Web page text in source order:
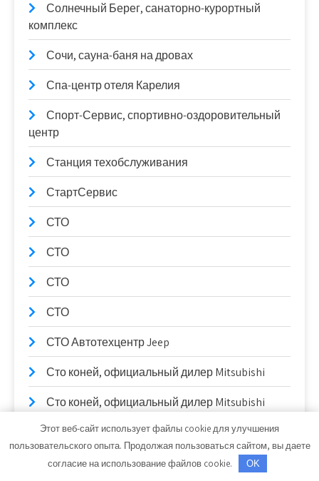
Солнечный Берег, санаторно-курортный
комплекс
Сочи, сауна-баня на дровах
Спа-центр отеля Карелия
Спорт-Сервис, спортивно-оздоровительный
центр
Станция техобслуживания
СтартСервис
СТО
СТО
СТО
СТО
СТО Автотехцентр Jeep
Сто коней, официальный дилер Mitsubishi
Сто коней, официальный дилер Mitsubishi
СТО Партнер-Авто
Столярный цех, Столярный цех
Этот веб-сайт использует файлы cookie для улучшения
пользовательского опыта. Продолжая пользоваться сайтом, вы даете
согласие на использование файлов cookie.
OK